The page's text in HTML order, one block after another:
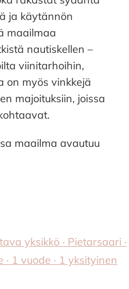
ja käytännön
maailmaa
nautiskellen –
viinitarhoihin,
on myös vinkkejä
majoituksiin, joissa
maailma avautuu
yksikkö · Pietarsaari ·
1 vuode · 1 yksityinen